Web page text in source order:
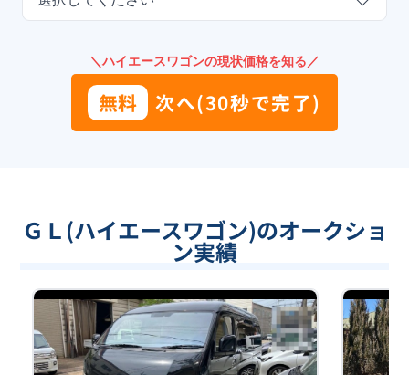
＼ハイエースワゴンの現状価格を知る／
無料 次へ(30秒で完了)
ＧＬ(ハイエースワゴン)のオークショ
ン実績